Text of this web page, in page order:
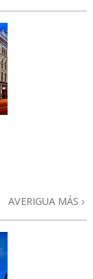
AVERIGUA MÁS